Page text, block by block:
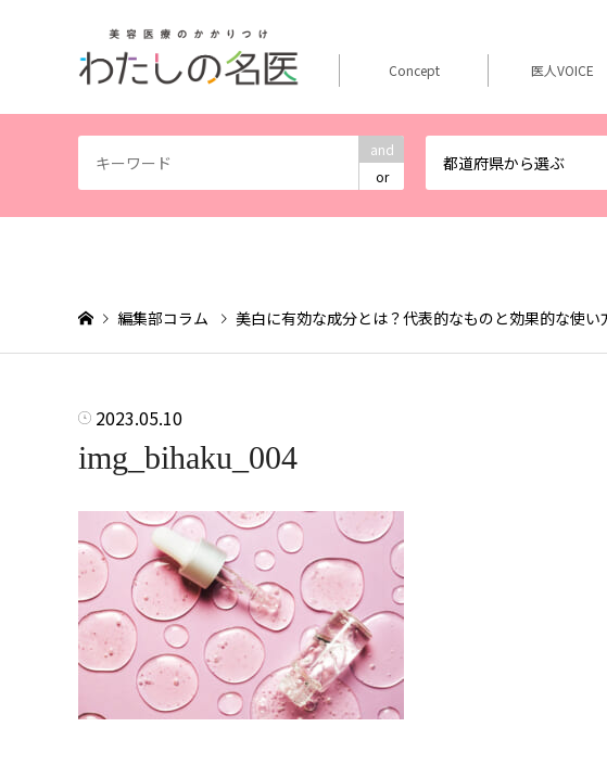
and
or
都道府県から選ぶ
Concept 医人VOICE
編集部コラム 美白に有効な成分とは？代表的なものと効果的な使い
2023.05.10
img_bihaku_004